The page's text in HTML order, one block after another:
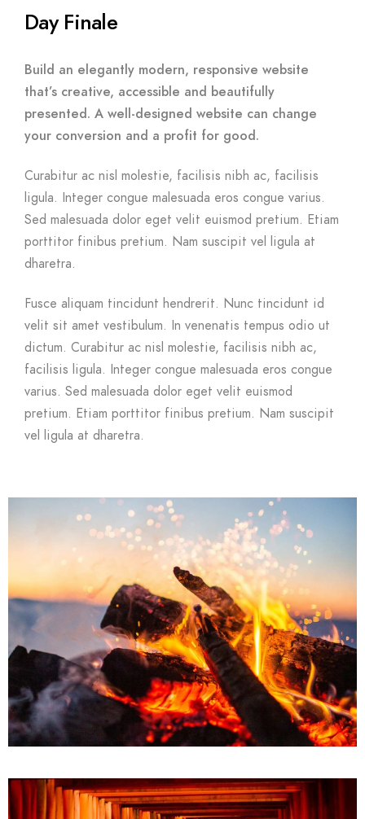
Day Finale
Build an elegantly modern, responsive website
that’s creative, accessible and beautifully
presented. A well-designed website can change
your conversion and a profit for good.
Curabitur ac nisl molestie, facilisis nibh ac, facilisis
ligula. Integer congue malesuada eros congue varius.
Sed malesuada dolor eget velit euismod pretium. Etiam
porttitor finibus pretium. Nam suscipit vel ligula at
dharetra.
Fusce aliquam tincidunt hendrerit. Nunc tincidunt id
velit sit amet vestibulum. In venenatis tempus odio ut
dictum. Curabitur ac nisl molestie, facilisis nibh ac,
facilisis ligula. Integer congue malesuada eros congue
varius. Sed malesuada dolor eget velit euismod
pretium. Etiam porttitor finibus pretium. Nam suscipit
vel ligula at dharetra.